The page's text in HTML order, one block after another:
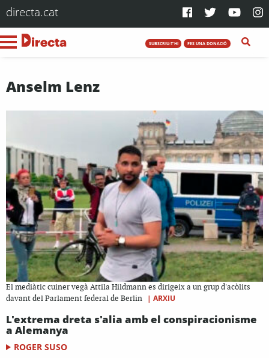
directa.cat
SUBSCRIU-T'HI FES UNA DONACIÓ
Anselm Lenz
El mediàtic cuiner vegà Attila Hildmann es dirigeix a un grup d'acòlits
davant del Parlament federal de Berlin
| ARXIU
L'extrema dreta s'alia amb el conspiracionisme
a Alemanya
ROGER SUSO